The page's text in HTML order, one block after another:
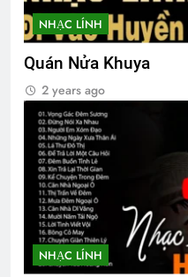
2 Years Ago
MÙA THU
3 Years Ago
ÁNH
XUÂN
3 Years Ago
Tinh
NHẠC LÍNH
Quán Nửa Khuya
2 years ago
NHẠC LÍNH